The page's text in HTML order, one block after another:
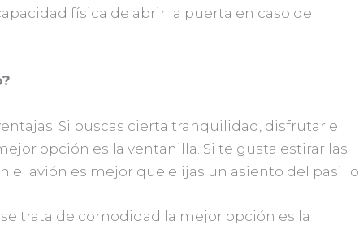
física de abrir la puerta en caso de
Si buscas cierta tranquilidad, disfrutar el
opción es la ventanilla. Si te gusta estirar las
el avión es mejor que elijas un asiento del pasillo.
trata de comodidad la mejor opción es la